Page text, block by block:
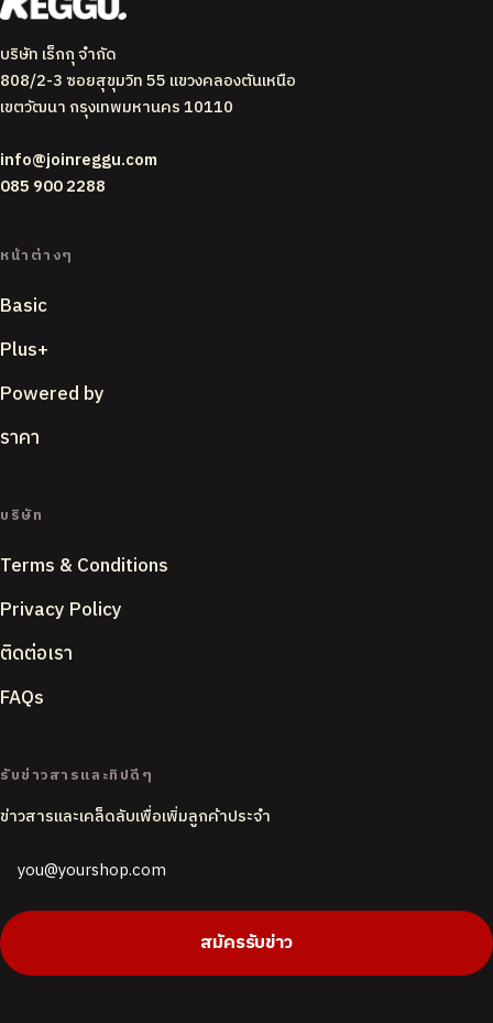
บริษัท เร็กกุ จำกัด
808/2-3 ซอยสุขุมวิท 55 แขวงคลองตันเหนือ
เขตวัฒนา กรุงเทพมหานคร 10110
info@joinreggu.com
085 900 2288
หน้าต่างๆ
Basic
Plus+
Powered by
ราคา
บริษัท
Terms & Conditions
Privacy Policy
ติดต่อเรา
FAQs
รับข่าวสารและทิปดีๆ
ข่าวสารและเคล็ดลับเพื่อเพิ่มลูกค้าประจำ
สมัครรับข่าว